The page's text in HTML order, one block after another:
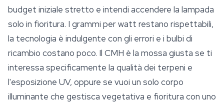
budget iniziale stretto e intendi accendere la lampada
solo in fioritura. I grammi per watt restano rispettabili,
la tecnologia è indulgente con gli errori e i bulbi di
ricambio costano poco. Il CMH è la mossa giusta se ti
interessa specificamente la qualità dei terpeni e
l'esposizione UV, oppure se vuoi un solo corpo
illuminante che gestisca vegetativa e fioritura con uno